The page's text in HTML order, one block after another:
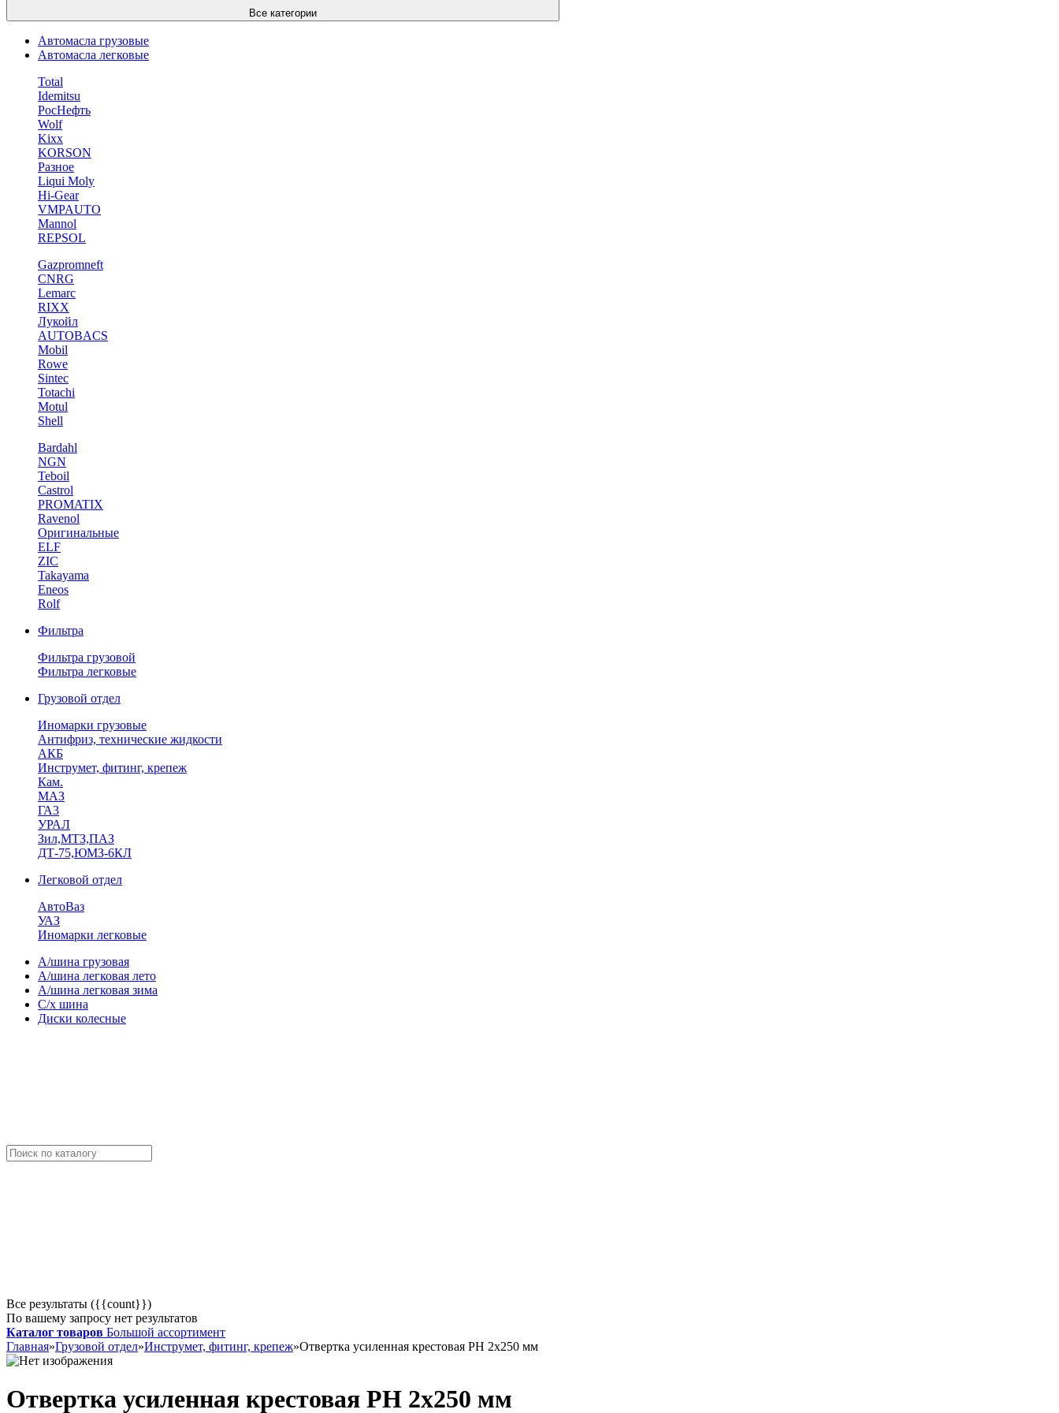
Все категории
Автомасла грузовые
Автомасла легковые
Total
Idemitsu
РосНефть
Wolf
Kixx
KORSON
Разное
Liqui Moly
Hi-Gear
VMPAUTO
Mannol
REPSOL
Gazpromneft
CNRG
Lemarc
RIXX
Лукойл
AUTOBACS
Mobil
Rowe
Sintec
Totachi
Motul
Shell
Bardahl
NGN
Teboil
Castrol
PROMATIX
Ravenol
Оригинальные
ELF
ZIC
Takayama
Eneos
Rolf
Фильтра
Фильтра грузовой
Фильтра легковые
Грузовой отдел
Иномарки грузовые
Антифриз, технические жидкости
АКБ
Инструмет, фитинг, крепеж
Кам.
МАЗ
ГА3
УРАЛ
Зил,МТЗ,ПАЗ
ДТ-75,ЮМЗ-6КЛ
Легковой отдел
АвтоВаз
УАЗ
Иномарки легковые
А/шина грузовая
А/шина легковая лето
А/шина легковая зима
С/х шина
Диски колесные
Все результаты ({{count}})
По вашему запросу нет результатов
Каталог товаров Большой ассортимент
Главная»Грузовой отдел»Инструмет, фитинг, крепеж»Отвертка усиленная крестовая РН 2х250 мм
Отвертка усиленная крестовая РН 2х250 мм